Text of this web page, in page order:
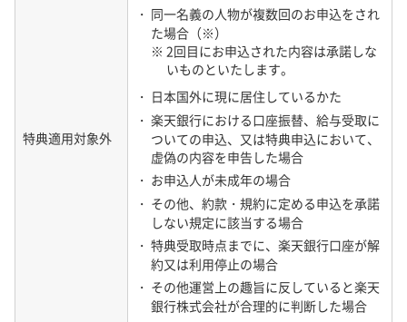
・ 本サービスは、インターネット接続サービス及びショート
メッセージサービスを含みます。ご契約のサービスによっ
ては、ショートメッセージサービス又は海外ローミング
（データ通信）、若しくは両方のご利用が頂けない場合が
ありますので、当社が別途お送りする「ご契約内容のご案
内」をご確認ください。
02-B 料金詳細
無料
※ 基本料金に含まれるものは、①イン
ターネット接続サービス②ショート
メッセージサービスです。ご契約内
容に、①、②のいずれが含まれるか
につきましては、「ご契約内容のご
案内」をご確認ください。
特典適用対象外
・ 同一名義の人物が複数回のお申込をされ
た場合（※）
※ 2回目にお申込された内容は承諾しな
いものといたします。
・ 日本国外に現に居住しているかた
・ 楽天銀行における口座振替、給与受取に
ついての申込、又は特典申込において、
虚偽の内容を申告した場合
・ お申込人が未成年の場合
・ その他、約款・規約に定める申込を承諾
しない規定に該当する場合
・ 特典受取時点までに、楽天銀行口座が解
約又は利用停止の場合
・ その他運営上の趣旨に反していると楽天
銀行株式会社が合理的に判断した場合